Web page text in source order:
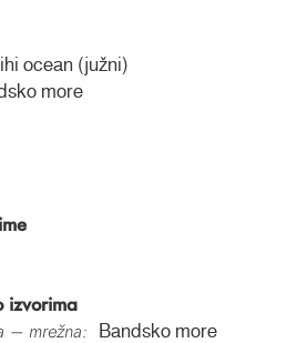
ocean (južni)
more
izvorima
– mrežna:
Bandsko more